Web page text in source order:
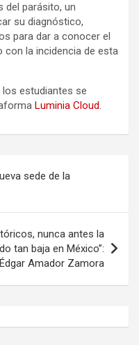
del parásito, un
su diagnóstico,
para dar a conocer el
la incidencia de esta
estudiantes se
Luminia Cloud.
sede de la
nunca antes la
tan baja en México”:
Amador Zamora